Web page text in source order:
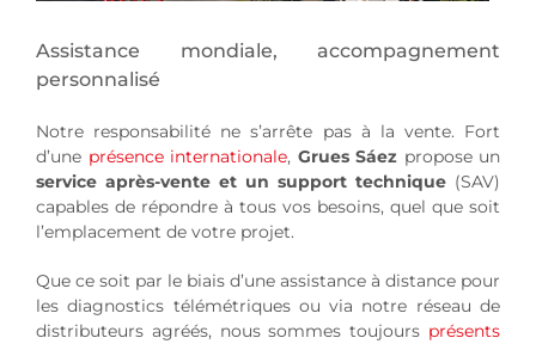
Assistance mondiale, accompagnement
personnalisé
Notre responsabilité ne s’arrête pas à la vente. Fort
d’une présence internationale, Grues Sáez propose un
service après-vente et un support technique (SAV)
capables de répondre à tous vos besoins, quel que soit
l’emplacement de votre projet.
Que ce soit par le biais d’une assistance à distance pour
les diagnostics télémétriques ou via notre réseau de
distributeurs agréés, nous sommes toujours présents